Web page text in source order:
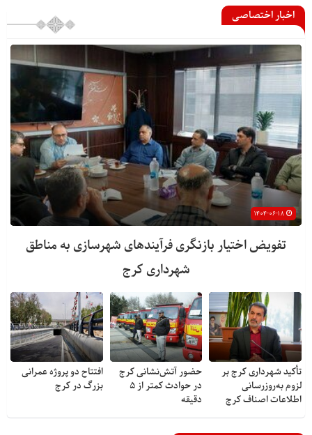
اخبار اختصاصی
تفویض اختیار بازنگری فرآیندهای شهرسازی به مناطق
شهرداری کرج
تأکید شهرداری کرج بر
لزوم به‌روزرسانی
اطلاعات اصناف کرج
حضور آتش‌نشانی کرج
در حوادث کمتر از ۵
دقیقه
افتتاح دو پروژه عمرانی
بزرگ در کرج